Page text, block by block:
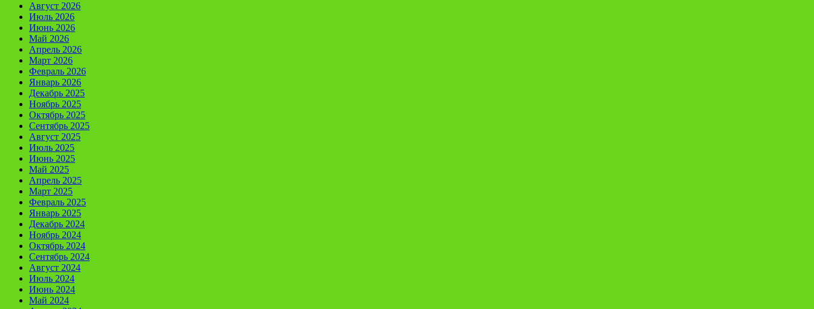
Август 2026
Июль 2026
Июнь 2026
Май 2026
Апрель 2026
Март 2026
Февраль 2026
Январь 2026
Декабрь 2025
Ноябрь 2025
Октябрь 2025
Сентябрь 2025
Август 2025
Июль 2025
Июнь 2025
Май 2025
Апрель 2025
Март 2025
Февраль 2025
Январь 2025
Декабрь 2024
Ноябрь 2024
Октябрь 2024
Сентябрь 2024
Август 2024
Июль 2024
Июнь 2024
Май 2024